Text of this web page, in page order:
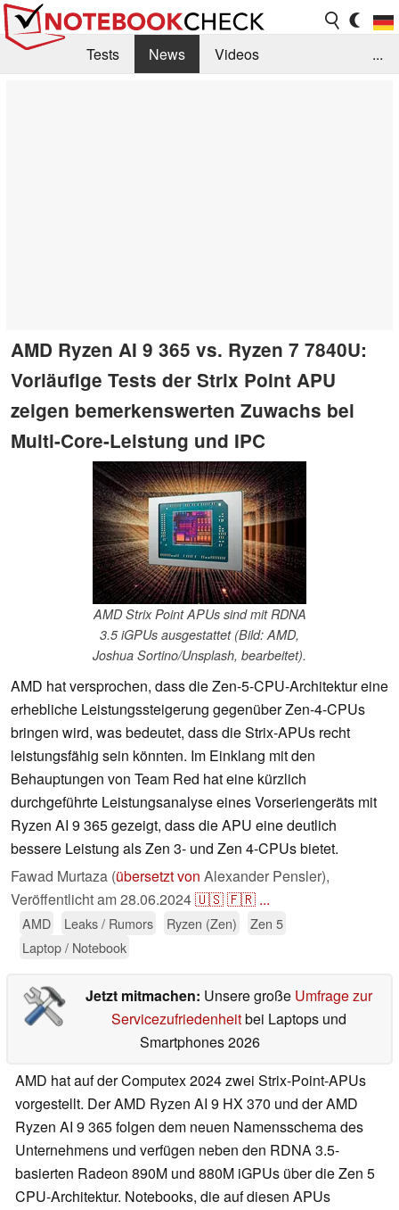
Tests News
Videos
...
AMD Ryzen AI 9 365 vs. Ryzen 7 7840U:
Vorläufige Tests der Strix Point APU
zeigen bemerkenswerten Zuwachs bei
Multi-Core-Leistung und IPC
AMD Strix Point APUs sind mit RDNA
3.5 iGPUs ausgestattet (Bild: AMD,
Joshua Sortino/Unsplash, bearbeitet).
AMD hat versprochen, dass die Zen-5-CPU-Architektur eine
erhebliche Leistungssteigerung gegenüber Zen-4-CPUs
bringen wird, was bedeutet, dass die Strix-APUs recht
leistungsfähig sein könnten. Im Einklang mit den
Behauptungen von Team Red hat eine kürzlich
durchgeführte Leistungsanalyse eines Vorseriengeräts mit
Ryzen AI 9 365 gezeigt, dass die APU eine deutlich
bessere Leistung als Zen 3- und Zen 4-CPUs bietet.
Fawad Murtaza (übersetzt von Alexander Pensler),
Veröffentlicht am28.06.2024🇺🇸🇫🇷 ...
AMD Leaks / Rumors Ryzen (Zen)
Zen 5
Laptop / Notebook
Jetzt mitmachen: Unsere große Umfrage zur
Servicezufriedenheitbei Laptops und
Smartphones 2026
AMD hat auf der Computex 2024 zwei Strix-Point-APUs
vorgestellt. Der AMD Ryzen AI 9 HX 370 und der AMD
Ryzen AI 9 365 folgen dem neuen Namensschema des
Unternehmens und verfügen neben den RDNA 3.5-
basierten Radeon 890M und 880M iGPUs über die Zen 5
CPU-Architektur. Notebooks, die auf diesen APUs